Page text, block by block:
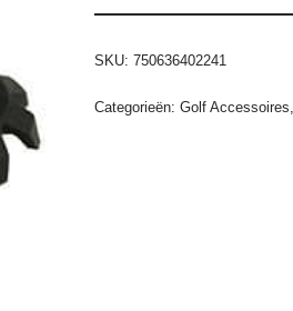
SKU:750636402241
Categorieën:Golf Accessoires